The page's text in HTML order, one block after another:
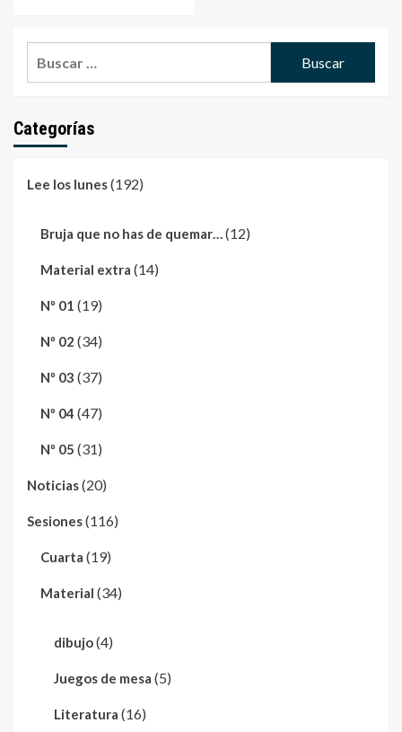
Categorías
Lee los lunes(192)
Bruja que no has de quemar…(12)
Material extra (14)
Nº 01 (19)
Nº 02 (34)
Nº 03 (37)
Nº 04 (47)
Nº 05 (31)
Noticias(20)
Sesiones(116)
Cuarta (19)
Material (34)
dibujo(4)
Juegos de mesa (5)
Literatura (16)